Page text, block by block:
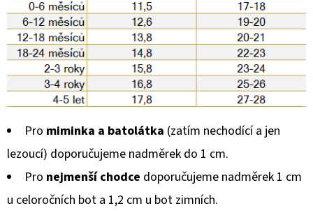
Pro miminka a batolátka (zatím nechodící a jen
lezoucí) doporučujeme nadměrek do 1 cm.
Pro nejmenší chodce doporučujeme nadměrek 1 cm
u celoročních bot a 1,2 cm u bot zimních.